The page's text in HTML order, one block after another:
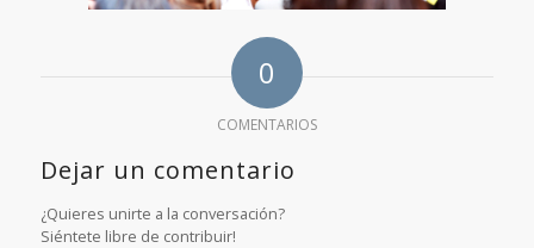
0
COMENTARIOS
Dejar un comentario
¿Quieres unirte a la conversación?
Siéntete libre de contribuir!